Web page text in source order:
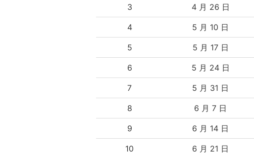
3 4 月 26 日
4 5 月 10 日
5 5 月 17 日
6 5 月 24 日
7 5 月 31 日
8 6 月 7 日
9 6 月 14 日
10 6 月 21 日